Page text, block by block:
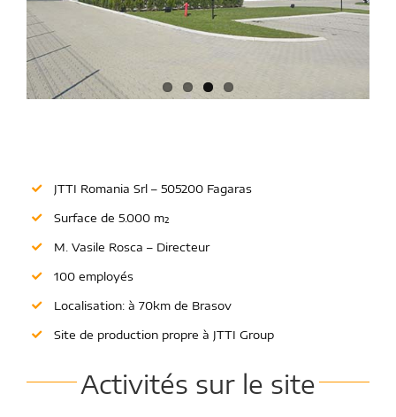
JTTI Romania Srl – 505200 Fagaras
Surface de 5.000 m²
M. Vasile Rosca – Directeur
100 employés
Localisation: à 70km de Brasov
Site de production propre à JTTI Group
Activités sur le site